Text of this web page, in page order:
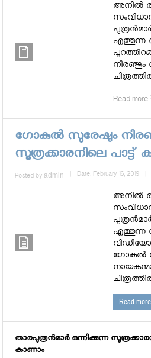
അനില്‍
എത്തുന്ന
നിരഞ്ജും
Read more
ഗോകുല്‍ സുരേഷും
സൂത്രക്കാരനിലെ പാട്ട്
Posted byadmin | Date: February 16, 2019 |
അനില്‍
എത്തുന്ന
വിഡിയോ
ഗോകുല്‍
Read more
താരപുത്രന്‍മാര്‍ ഒന്നിക്കുന്ന
കാണാം